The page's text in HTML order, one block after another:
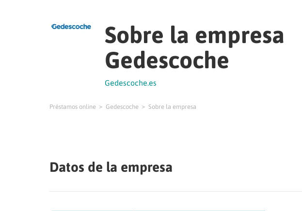
Sobre la empresa
Gedescoche
Gedescoche.es
Préstamos online Gedescoche Sobre la empresa
Datos de la empresa